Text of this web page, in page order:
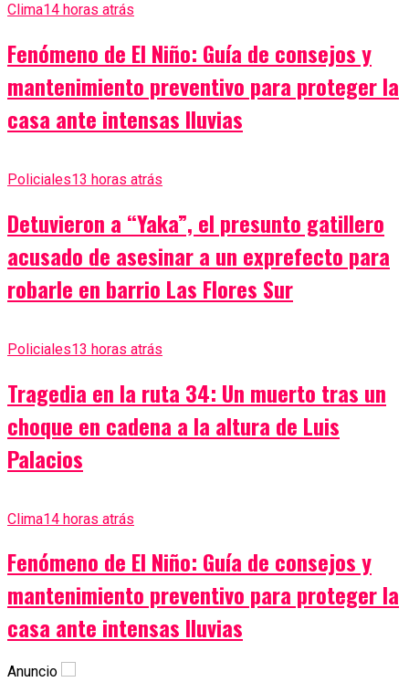
Clima14 horas atrás
Fenómeno de El Niño: Guía de consejos y
mantenimiento preventivo para proteger la
casa ante intensas lluvias
Policiales13 horas atrás
Detuvieron a “Yaka”, el presunto gatillero
acusado de asesinar a un exprefecto para
robarle en barrio Las Flores Sur
Policiales13 horas atrás
Tragedia en la ruta 34: Un muerto tras un
choque en cadena a la altura de Luis
Palacios
Clima14 horas atrás
Fenómeno de El Niño: Guía de consejos y
mantenimiento preventivo para proteger la
casa ante intensas lluvias
Anuncio